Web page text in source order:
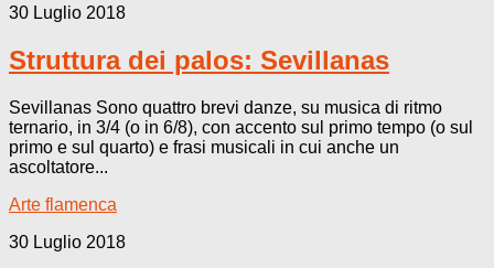
30 Luglio 2018
Struttura dei palos: Sevillanas
Sevillanas Sono quattro brevi danze, su musica di ritmo
ternario, in 3/4 (o in 6/8), con accento sul primo tempo (o sul
primo e sul quarto) e frasi musicali in cui anche un
ascoltatore...
Arte flamenca
30 Luglio 2018